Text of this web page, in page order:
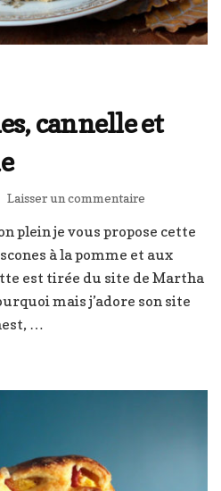
cannelle et
Laisser un commentaire
pommes,
cannelle
et
d’avoine
plein je vous propose cette
à la pomme et aux
est tirée du site de Martha
mais j’adore son site
…